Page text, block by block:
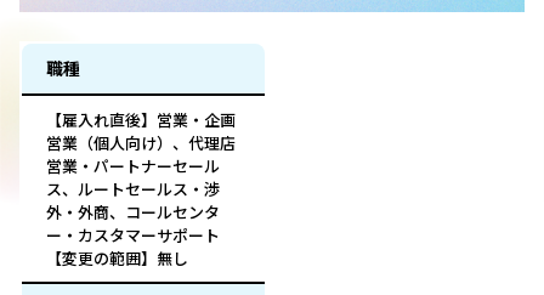
職種
【雇入れ直後】営業・企画
営業（個人向け）、代理店
営業・パートナーセール
ス、ルートセールス・渉
外・外商、コールセンタ
ー・カスタマーサポート
【変更の範囲】無し